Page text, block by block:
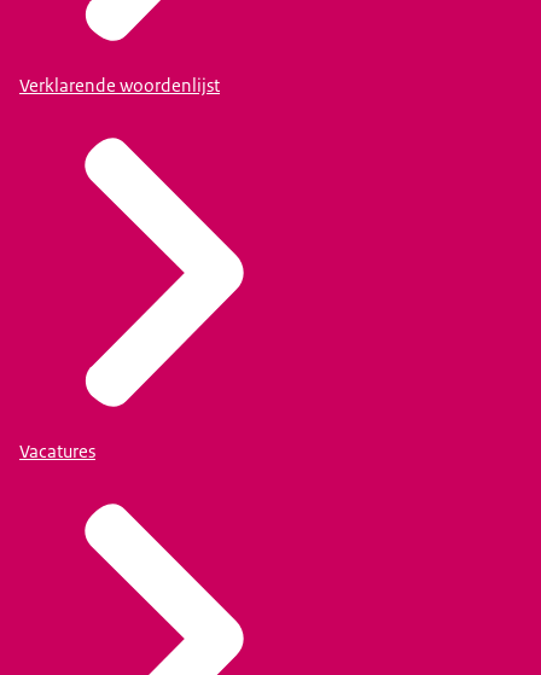
Verklarende woordenlijst
Vacatures